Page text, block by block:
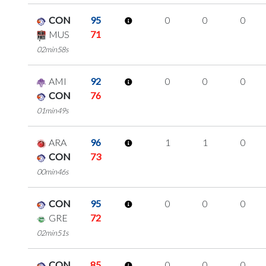
CON
95
MUS
71
02min58s
0 0 0
AMI
92
CON
76
01min49s
0 0 0
ARA
96
CON
73
00min46s
1 1 0
CON
95
GRE
72
02min51s
0 0 0